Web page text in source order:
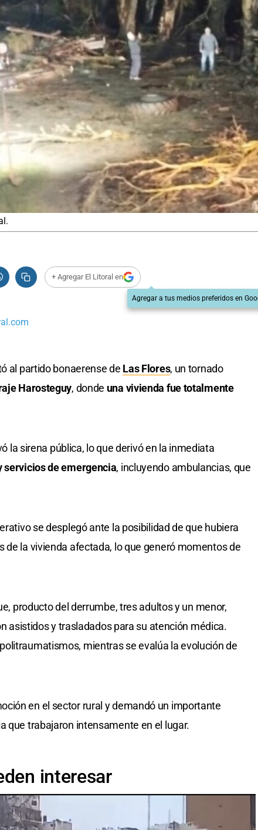
+ Agregar El Litoral en
Agregar a tus medios preferidos en
al partido bonaerense de Las Flores, un tornado
Harosteguy, donde una vivienda fue totalmente
la sirena pública, lo que derivó en la inmediata
servicios de emergencia, incluyendo ambulancias, que
se desplegó ante la posibilidad de que hubiera
la vivienda afectada, lo que generó momentos de
producto del derrumbe, tres adultos y un menor,
asistidos y trasladados para su atención médica.
mientras se evalúa la evolución de
en el sector rural y demandó un importante
que trabajaron intensamente en el lugar.
interesar